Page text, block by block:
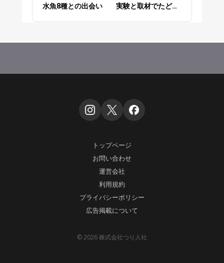
水魚8種との出会い
実験と取材でたどり
トップページ
お問い合わせ
運営会社
利用規約
プライバシーポリシー
広告掲載について
© 2026 株式会社つり人社